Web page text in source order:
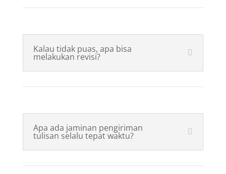
Kalau tidak puas, apa bisa
melakukan revisi?
Apa ada jaminan pengiriman
tulisan selalu tepat waktu?